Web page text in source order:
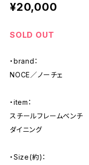
¥20,000
SOLD OUT
・brand：
NOCE／ノーチェ
・item：
スチールフレームベンチ
ダイニング
・Size(約)：